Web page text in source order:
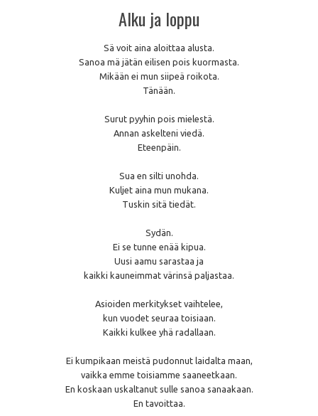
Alku ja loppu
Sä voit aina aloittaa alusta.
Sanoa mä jätän eilisen pois kuormasta.
Mikään ei mun siipeä roikota.
Tänään.
Surut pyyhin pois mielestä.
Annan askelteni viedä.
Eteenpäin.
Sua en silti unohda.
Kuljet aina mun mukana.
Tuskin sitä tiedät.
Sydän.
Ei se tunne enää kipua.
Uusi aamu sarastaa ja
kaikki kauneimmat värinsä paljastaa.
Asioiden merkitykset vaihtelee,
kun vuodet seuraa toisiaan.
Kaikki kulkee yhä radallaan.
Ei kumpikaan meistä pudonnut laidalta maan,
vaikka emme toisiamme saaneetkaan.
En koskaan uskaltanut sulle sanoa sanaakaan.
En tavoittaa.